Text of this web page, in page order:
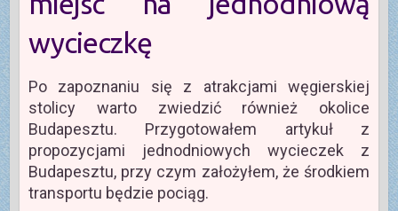
t
wycieczkę
Po zapoznaniu się z atrakcjami węgierskiej
stolicy warto zwiedzić również okolice
Budapesztu. Przygotowałem artykuł z
propozycjami jednodniowych wycieczek z
Budapesztu, przy czym założyłem, że środkiem
transportu będzie pociąg.